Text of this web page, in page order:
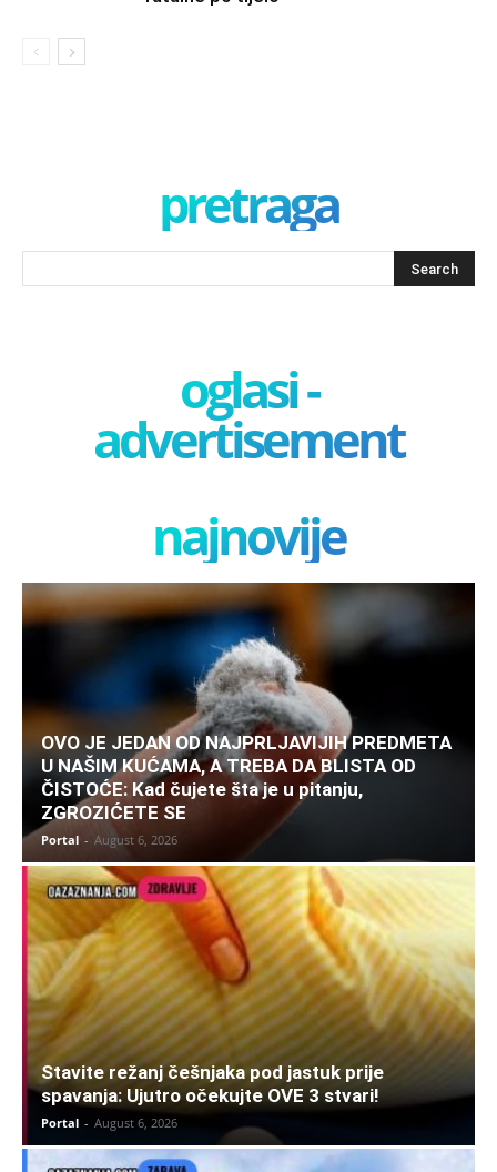
pretraga
oglasi -
advertisement
najnovije
OVO JE JEDAN OD NAJPRLJAVIJIH PREDMETA
U NAŠIM KUĆAMA, A TREBA DA BLISTA OD
ČISTOĆE: Kad čujete šta je u pitanju,
ZGROZIĆETE SE
Portal - August 6, 2026
Stavite režanj češnjaka pod jastuk prije
spavanja: Ujutro očekujte OVE 3 stvari!
Portal - August 6, 2026